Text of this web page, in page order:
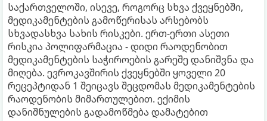
საქართველოში, ისევე, როგორც სხვა ქვეყნებში,
მედიკამენტების გამოწერისას არსებობს
სხვადასხვა სახის რისკები. ერთ-ერთი ასეთი
რისკია პოლიფარმაცია - დიდი რაოდენობით
მედიკამენტების საჭიროების გარეშე დანიშვნა და
მიღება. ევროკავშირის ქვეყნებში ყოველი 20
რეცეპტიდან 1 შეიცავს შეცდომას მედიკამენტების
რაოდენობის მიმართულებით. ექიმის
დანიშნულების გადამოწმება დამატებით